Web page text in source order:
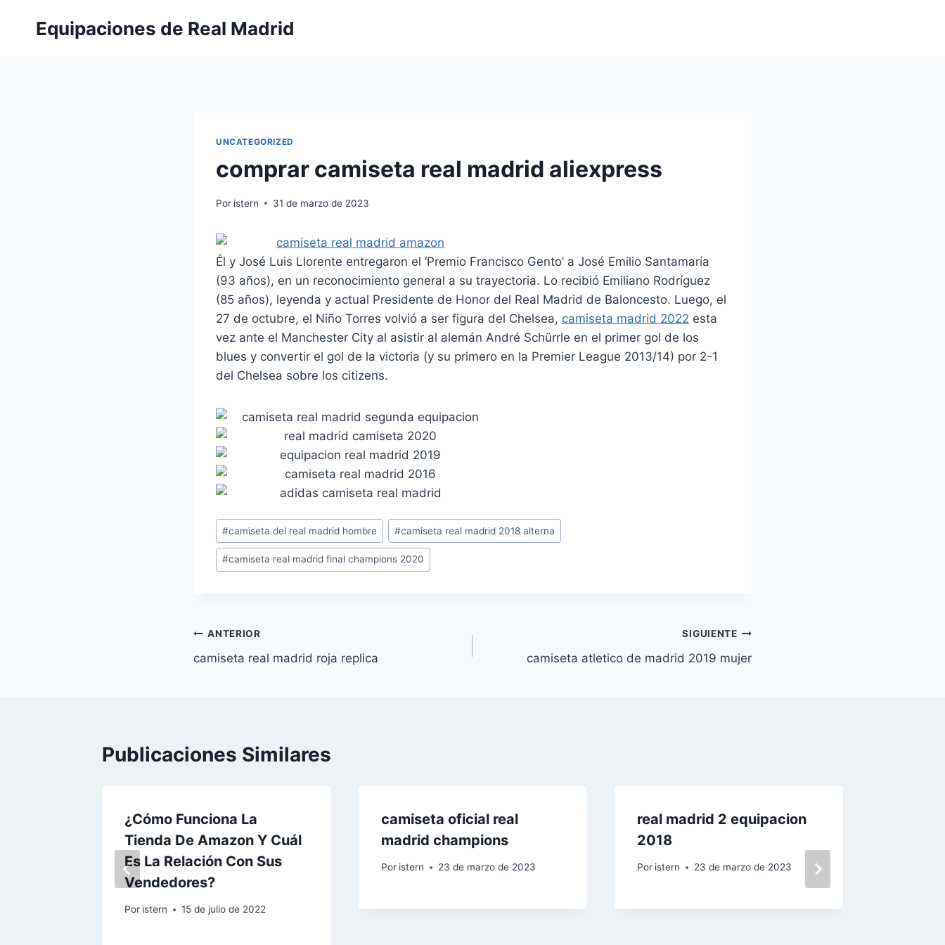
Equipaciones de Real Madrid
UNCATEGORIZED
comprar camiseta real madrid aliexpress
Por istern 31 de marzo de 2023
Él y José Luis Llorente entregaron el ‘Premio Francisco Gento’ a José Emilio Santamaría
(93 años), en un reconocimiento general a su trayectoria. Lo recibió Emiliano Rodríguez
(85 años), leyenda y actual Presidente de Honor del Real Madrid de Baloncesto. Luego, el
27 de octubre, el Niño Torres volvió a ser figura del Chelsea, camiseta madrid 2022 esta
vez ante el Manchester City al asistir al alemán André Schürrle en el primer gol de los
blues y convertir el gol de la victoria (y su primero en la Premier League 2013/14) por 2-1
del Chelsea sobre los citizens.
Etiquetas
de
la
#camiseta del real madrid hombre #camiseta real madrid 2018 alterna
#camiseta real madrid final champions 2020
Navegación
de
ANTERIOR
camiseta real madrid roja replica
SIGUIENTE
camiseta atletico de madrid 2019 mujer
Publicaciones Similares
¿Cómo Funciona La
Tienda De Amazon Y Cuál
Es La Relación Con Sus
Vendedores?
Por istern 15 de julio de 2022
camiseta oficial real
madrid champions
Por istern 23 de marzo de 2023
real madrid 2 equipacion
2018
Por istern 23 de marzo de 2023